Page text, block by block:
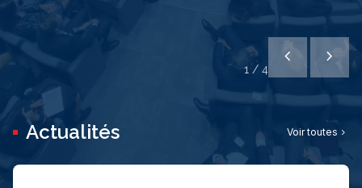
1 / 4
chevron_left chevron_right
Actualités Voir toutes chevron_right